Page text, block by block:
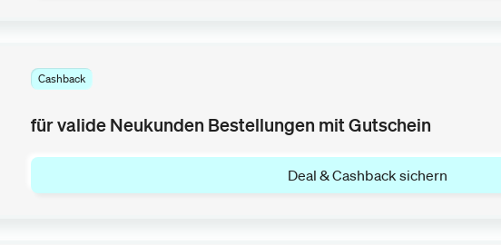
Cashback
für valide Neukunden Bestellungen mit Gutschein
Deal & Cashback sichern